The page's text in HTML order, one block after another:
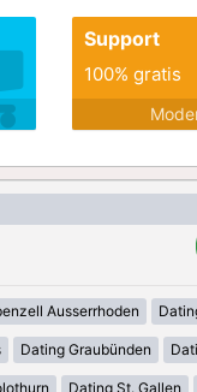
Support
100% gratis
Ausserrhoden
Dating Graubünden
Dating St. Gallen